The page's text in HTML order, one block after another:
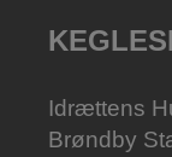
Idrættens
Brøndby